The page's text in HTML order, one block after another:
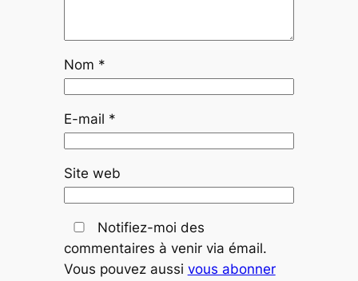
Nom *
E-mail *
Site web
Notifiez-moi des
commentaires à venir via émail.
Vous pouvez aussi vous abonner